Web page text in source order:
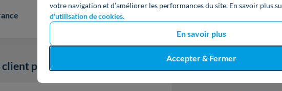
votre navigation et d’améliorer les performances du site. En savoir plus
d'utilisation de cookies.
En savoir plus
Accepter & Fermer
trouver le
pour tout problème